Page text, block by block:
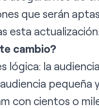
que serán
esta actualización.
cambio?
lógica: la
con cientos o